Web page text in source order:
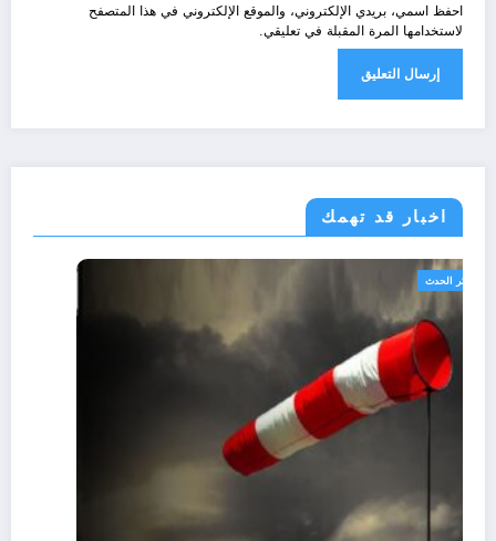
احفظ اسمي، بريدي الإلكتروني، والموقع الإلكتروني في هذا المتصفح
لاستخدامها المرة المقبلة في تعليقي.
اخبار قد تهمك
الجزائر الحدث